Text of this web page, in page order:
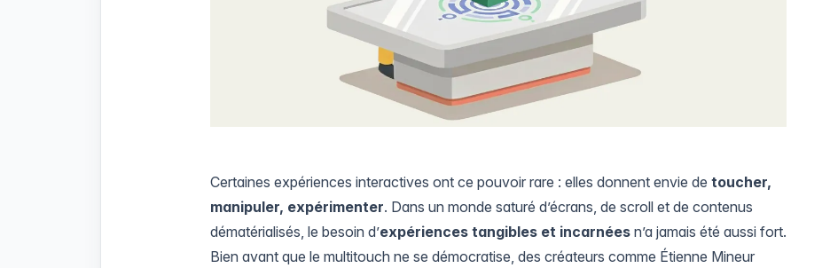
Certaines expériences interactives ont ce pouvoir rare : elles donnent envie de toucher,
manipuler, expérimenter. Dans un monde saturé d’écrans, de scroll et de contenus
dématérialisés, le besoin d’expériences tangibles et incarnées n’a jamais été aussi fort.
Bien avant que le multitouch ne se démocratise, des créateurs comme Étienne Mineur